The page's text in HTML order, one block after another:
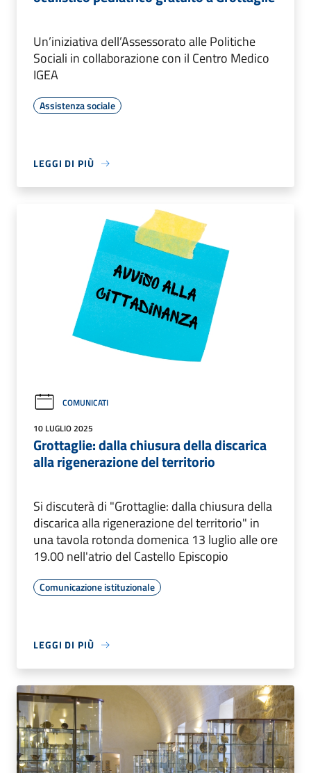
Un’iniziativa dell’Assessorato alle Politiche
Sociali in collaborazione con il Centro Medico
IGEA
Assistenza sociale
LEGGI DI PIÙ
COMUNICATI
10 LUGLIO 2025
Grottaglie: dalla chiusura della discarica
alla rigenerazione del territorio
Si discuterà di "Grottaglie: dalla chiusura della
discarica alla rigenerazione del territorio" in
una tavola rotonda domenica 13 luglio alle ore
19.00 nell'atrio del Castello Episcopio
Comunicazione istituzionale
LEGGI DI PIÙ